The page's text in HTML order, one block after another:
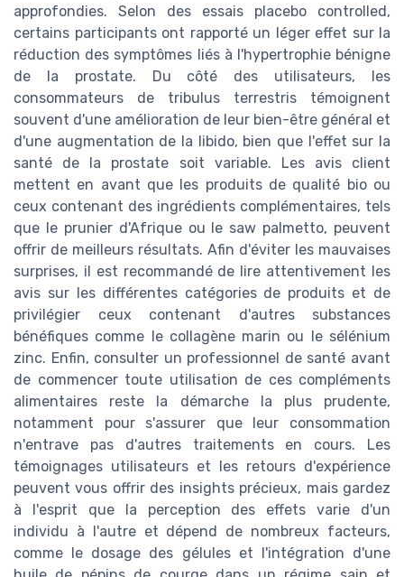
approfondies. Selon des essais placebo controlled,
certains participants ont rapporté un léger effet sur la
réduction des symptômes liés à l'hypertrophie bénigne
de la prostate. Du côté des utilisateurs, les
consommateurs de tribulus terrestris témoignent
souvent d'une amélioration de leur bien-être général et
d'une augmentation de la libido, bien que l'effet sur la
santé de la prostate soit variable. Les avis client
mettent en avant que les produits de qualité bio ou
ceux contenant des ingrédients complémentaires, tels
que le prunier d'Afrique ou le saw palmetto, peuvent
offrir de meilleurs résultats. Afin d'éviter les mauvaises
surprises, il est recommandé de lire attentivement les
avis sur les différentes catégories de produits et de
privilégier ceux contenant d'autres substances
bénéfiques comme le collagène marin ou le sélénium
zinc. Enfin, consulter un professionnel de santé avant
de commencer toute utilisation de ces compléments
alimentaires reste la démarche la plus prudente,
notamment pour s'assurer que leur consommation
n'entrave pas d'autres traitements en cours. Les
témoignages utilisateurs et les retours d'expérience
peuvent vous offrir des insights précieux, mais gardez
à l'esprit que la perception des effets varie d'un
individu à l'autre et dépend de nombreux facteurs,
comme le dosage des gélules et l'intégration d'une